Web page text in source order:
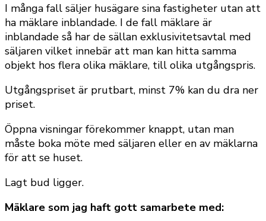
I många fall säljer husägare sina fastigheter utan att
ha mäklare inblandade. I de fall mäklare är
inblandade så har de sällan exklusivitetsavtal med
säljaren vilket innebär att man kan hitta samma
objekt hos flera olika mäklare, till olika utgångspris.
Utgångspriset är prutbart, minst 7% kan du dra ner
priset.
Öppna visningar förekommer knappt, utan man
måste boka möte med säljaren eller en av mäklarna
för att se huset.
Lagt bud ligger.
Mäklare som jag haft gott samarbete med: